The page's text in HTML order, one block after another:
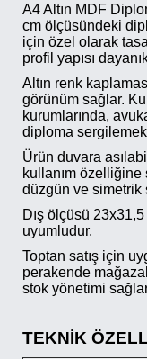
A4 Altın MDF
cm ölçüsündeki
için özel olarak
profil yapısı
Altın renk
görünüm sağlar.
kurumlarında,
diploma
Ürün duvara
kullanım
düzgün ve simetrik
Dış ölçüsü
uyumludur.
Toptan satış için
perakende
stok yönetimi
TEKNİK